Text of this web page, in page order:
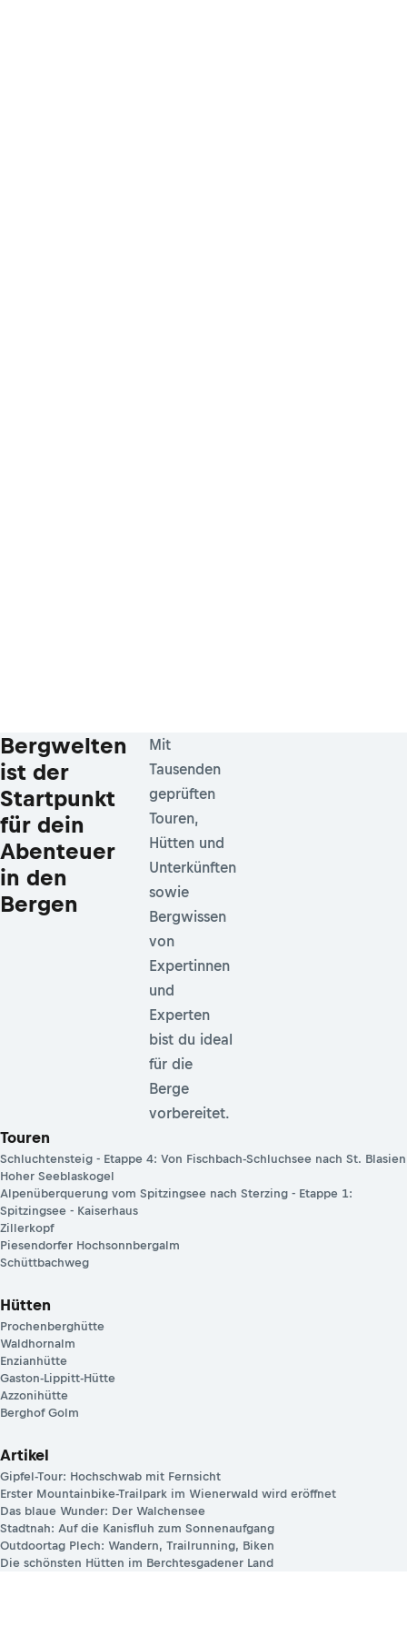
Bergwelten
ist der
Startpunkt
für dein
Abenteuer
in den
Bergen
Mit
Tausenden
geprüften
Touren,
Hütten und
Unterkünften
sowie
Bergwissen
von
Expertinnen
und
Experten
bist du ideal
für die
Berge
vorbereitet.
Touren
Schluchtensteig - Etappe 4: Von Fischbach-Schluchsee nach St. Blasien
Hoher Seeblaskogel
Alpenüberquerung vom Spitzingsee nach Sterzing - Etappe 1:
Spitzingsee - Kaiserhaus
Zillerkopf
Piesendorfer Hochsonnbergalm
Schüttbachweg
Hütten
Prochenberghütte
Waldhornalm
Enzianhütte
Gaston-Lippitt-Hütte
Azzonihütte
Berghof Golm
Artikel
Gipfel-Tour: Hochschwab mit Fernsicht
Erster Mountainbike-Trailpark im Wienerwald wird eröffnet
Das blaue Wunder: Der Walchensee
Stadtnah: Auf die Kanisfluh zum Sonnenaufgang
Outdoortag Plech: Wandern, Trailrunning, Biken
Die schönsten Hütten im Berchtesgadener Land